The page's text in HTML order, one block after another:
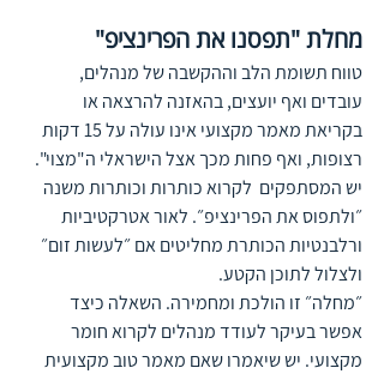
מחלת "תפסנו את הפרינציפ"
טווח תשומת הלב וההקשבה של מנהלים,
עובדים ואף יועצים, בהאזנה להרצאה או
בקריאת מאמר מקצועי אינו עולה על 15 דקות
רצופות, ואף פחות מכך אצל הישראלי ה"מצוי".
יש המסתפקים  לקרוא כותרות וכותרות משנה
״ולתפוס את הפרינציפ״. לאור אטרקטיביות
ורלבנטיות הכותרת מחליטים אם ״לעשות זום״
ולצלול לתוכן הקטע.
״מחלה״ זו הולכת ומחמירה. השאלה כיצד
אפשר בעיקר לעודד מנהלים לקרוא חומר
מקצועי. יש שיאמרו שאם מאמר טוב מקצועית